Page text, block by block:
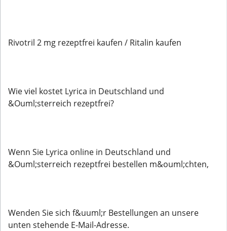
Rivotril 2 mg rezeptfrei kaufen / Ritalin kaufen
Wie viel kostet Lyrica in Deutschland und
&Ouml;sterreich rezeptfrei?
Wenn Sie Lyrica online in Deutschland und
&Ouml;sterreich rezeptfrei bestellen m&ouml;chten,
Wenden Sie sich f&uuml;r Bestellungen an unsere
unten stehende E-Mail-Adresse.